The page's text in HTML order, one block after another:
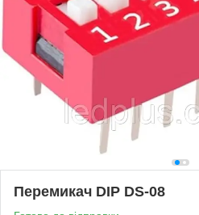
Перемикач DIP DS-08